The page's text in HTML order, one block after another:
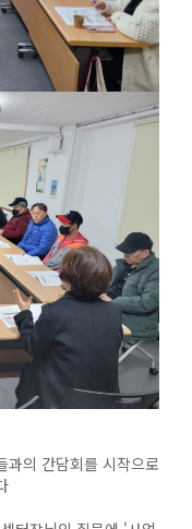
과의 간담회를 시작으로